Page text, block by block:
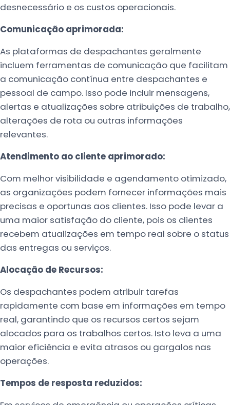
desnecessário e os custos operacionais.
Comunicação aprimorada:
As plataformas de despachantes geralmente
incluem ferramentas de comunicação que facilitam
a comunicação contínua entre despachantes e
pessoal de campo. Isso pode incluir mensagens,
alertas e atualizações sobre atribuições de trabalho,
alterações de rota ou outras informações
relevantes.
Atendimento ao cliente aprimorado:
Com melhor visibilidade e agendamento otimizado,
as organizações podem fornecer informações mais
precisas e oportunas aos clientes. Isso pode levar a
uma maior satisfação do cliente, pois os clientes
recebem atualizações em tempo real sobre o status
das entregas ou serviços.
Alocação de Recursos:
Os despachantes podem atribuir tarefas
rapidamente com base em informações em tempo
real, garantindo que os recursos certos sejam
alocados para os trabalhos certos. Isto leva a uma
maior eficiência e evita atrasos ou gargalos nas
operações.
Tempos de resposta reduzidos: